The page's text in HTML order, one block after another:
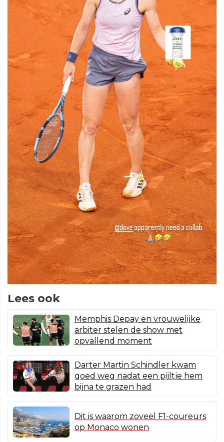
Lees ook
Memphis Depay en vrouwelijke
arbiter stelen de show met
opvallend moment
Darter Martin Schindler kwam
goed weg nadat een pijltje hem
bijna te grazen had
Dit is waarom zoveel F1-coureurs
op Monaco wonen